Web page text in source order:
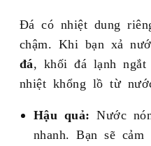
Đá có nhiệt dung
chậm. Khi bạn xả
đá , khối đá lạnh
nhiệt khổng lồ từ
Hậu quả: Nước
nhanh. Bạn sẽ